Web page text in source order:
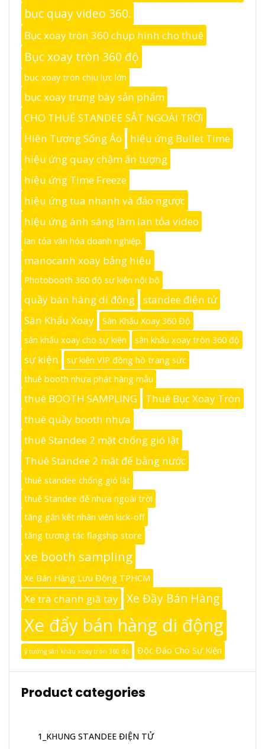
bục quay video 360.
Bục xoay tròn 360 chụp hình cho thuê
Bục xoay tròn 360 độ
bục xoay tròn chịu lực lớn
bục xoay trưng bày sản phẩm
CHO THUÊ STANDEE SẮT NGOÀI TRỜI
Hiện Tượng Sống Ảo
hiệu ứng Bullet Time
hiệu ứng quay chậm ấn tượng
hiệu ứng Time Freeze
hiệu ứng tua nhanh và đảo ngược
hiệu ứng ánh sáng làm lan tỏa video
lan tỏa văn hóa doanh nghiệp.
manocanh xoay bảng hiệu
Photobooth 360 độ sự kiện nội bộ
quầy bán hàng di động
standee điện tử
Sân Khấu Xoay
Sân Khấu Xoay 360 Độ
sân khấu xoay cho sự kiện
sân khấu xoay tròn 360 độ
sự kiện
sự kiện VIP đồng hồ trang sức
thuê booth nhựa phát hàng mẫu
thuê BOOTH SAMPLING
Thuê Bục Xoay Tròn
thuê quầy booth nhựa
thuê Standee 2 mặt chống gió lật
Thuê Standee 2 mặt đế bằng nước
thuê standee chống gió lật
thuê Standee đế nhựa ngoài trời
tăng gắn kết nhân viên kick-off
tăng tương tác flagship store
xe booth sampling
Xe Bán Hàng Lưu Động TPHCM
Xe trà chanh giã tay Xe Đầy Bán Hàng
Xe đẩy bán hàng di động
ý tưởng sân khấu xoay tròn 360 độ Độc Đáo Cho Sự Kiện
Product categories
1_KHUNG STANDEE ĐIỆN TỬ